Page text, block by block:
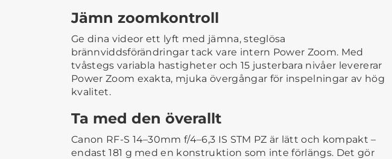
Jämn zoomkontroll
Ge dina videor ett lyft med jämna, steglösa
brännviddsförändringar tack vare intern Power Zoom. Med
tvåstegs variabla hastigheter och 15 justerbara nivåer levererar
Power Zoom exakta, mjuka övergångar för inspelningar av hög
kvalitet.
Ta med den överallt
Canon RF-S 14–30mm f/4–6,3 IS STM PZ är lätt och kompakt –
endast 181 g med en konstruktion som inte förlängs. Det gör